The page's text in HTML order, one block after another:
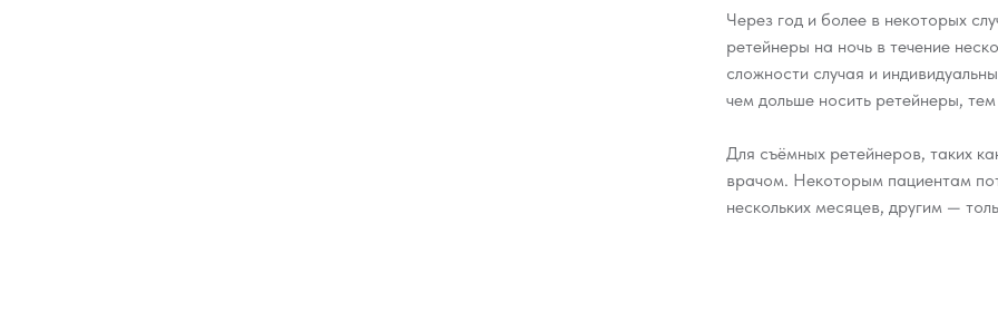
Через год и более в некоторых
ретейнеры на ночь в течение
сложности случая и
чем дольше носить ретейнеры,
Для съёмных ретейнеров, таких
врачом. Некоторым пациентам
нескольких месяцев, другим —